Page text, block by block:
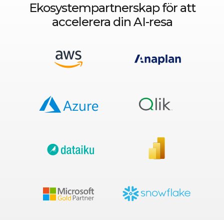
Ekosystempartnerskap för att
accelerera din AI-resa